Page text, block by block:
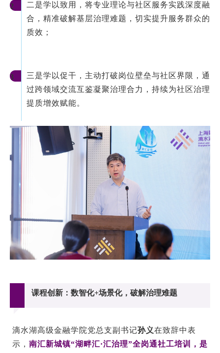
2
二是学以致用，将专业理论与社区服务实践深度融
合，精准破解基层治理难题，切实提升服务群众的
质效；
3
三是学以促干，主动打破岗位壁垒与社区界限，通
过跨领域交流互鉴凝聚治理合力，持续为社区治理
提质增效赋能。
课程创新：数智化+场景化，破解治理难题
滴水湖高级金融学院党总支副书记孙义在致辞中表
示， 南汇新城镇“湖畔汇·汇治理”全岗通社工培训，是